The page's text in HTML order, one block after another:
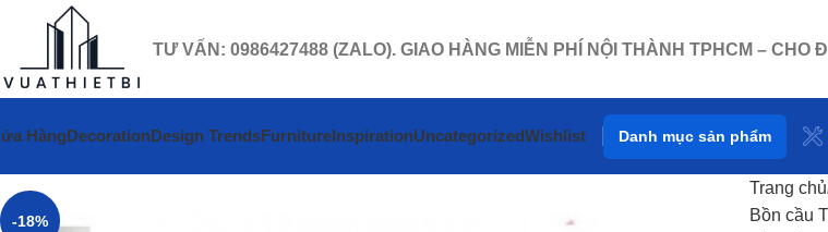
TƯ VẤN: 0986427488 (ZALO). GIAO HÀNG MIỄN PHÍ NỘI THÀNH TPHCM –
HàngDecorationDesign TrendsFurnitureInspirationUncategorizedWishlist Danh mục sản phẩm
-18%
Trang chủ
Bồn cầu